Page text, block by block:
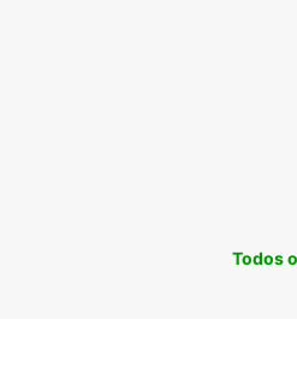
Todos